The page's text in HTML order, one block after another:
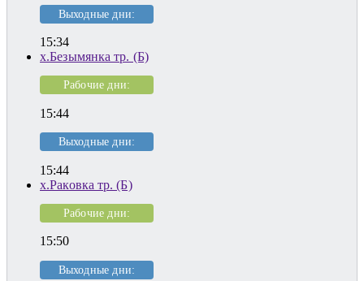
Выходные дни:
15:34
х.Безымянка тр. (Б)
Рабочие дни:
15:44
Выходные дни:
15:44
х.Раковка тр. (Б)
Рабочие дни:
15:50
Выходные дни: